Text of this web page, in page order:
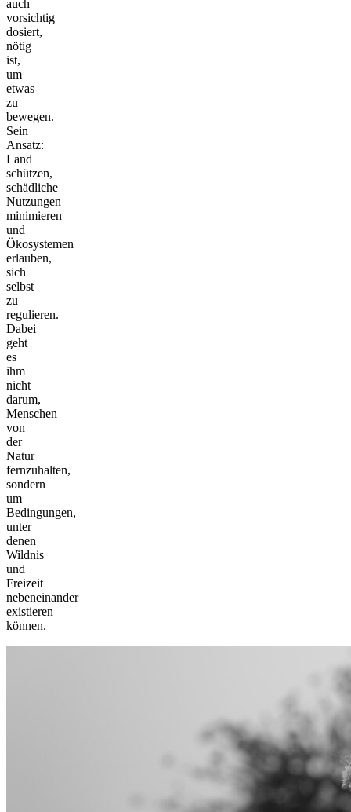
auch
vorsichtig
dosiert,
nötig
ist,
um
etwas
zu
bewegen.
Sein
Ansatz:
Land
schützen,
schädliche
Nutzungen
minimieren
und
Ökosystemen
erlauben,
sich
selbst
zu
regulieren.
Dabei
geht
es
ihm
nicht
darum,
Menschen
von
der
Natur
fernzuhalten,
sondern
um
Bedingungen,
unter
denen
Wildnis
und
Freizeit
nebeneinander
existieren
können.